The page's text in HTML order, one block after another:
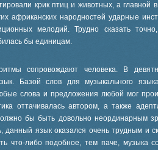
крик птиц и животных, а главной
африканских народностей ударные
мелодий. Трудно сказать
бы единицам.
сопровождают человека. В
Базой слов для музыкального
слова и предложения любой мог
оттачивалась автором, а также
бы быть довольно неординарным
данный язык оказался очень трудным и
что-либо подобное, тем паче, музыка